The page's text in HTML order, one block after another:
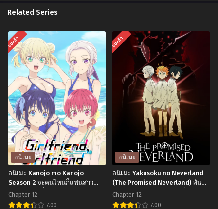
พฤศจิกายน 3, 2024
Chapter 10
พฤศจิกายน 3, 2024
Chapter 9
พฤศจิกายน 3, 2024
Chapter 8
พฤศจิกายน 3, 2024
Chapter 7
พฤศจิกายน 3, 2024
Chapter 6
พฤศจิกายน 3, 2024
Chapter 5
พฤศจิกายน 3, 2024
Chapter 4
พฤศจิกายน 3, 2024
Chapter 3
พฤศจิกายน 3, 2024
Chapter 2
พฤศจิกายน 3, 2024
Chapter 1
พฤศจิกายน 3, 2024
Related Series
จบแล้ว
อนิเมะ
อนิเมะ Kanojo mo Kanojo
Season 2 จะคนไหนก็แฟนสาว
ภาค 2 ตอนที่1-12 ซับไทย
Chapter 12
7.00
จบแล้ว
อนิเมะ
อนิเมะ Yakusoku no Neverland
(The Promised Neverland) พันธ
สัญญาเนเวอร์แลนด์ ตอนที่1-12
พากย์ไทย+ซับไทย
Chapter 12
7.00